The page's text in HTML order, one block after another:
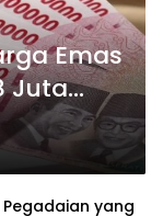
Emas
Juta
yang